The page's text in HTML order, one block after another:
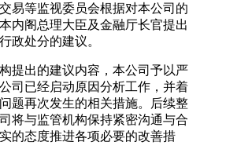
易等监视委员会根据对本公司的
内阁总理大臣及金融厅长官提出
政处分的建议。
提出的建议内容，本公司予以严
司已经启动原因分析工作，并着
题再次发生的相关措施。后续整
将与监管机构保持紧密沟通与合
的态度推进各项必要的改善措